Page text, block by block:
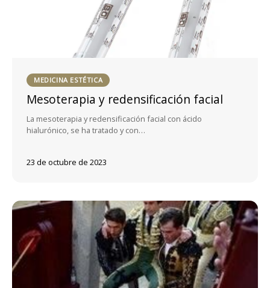
MEDICINA ESTÉTICA
Mesoterapia y redensificación facial
La mesoterapia y redensificación facial con ácido
hialurónico, se ha tratado y con…
23 de octubre de 2023